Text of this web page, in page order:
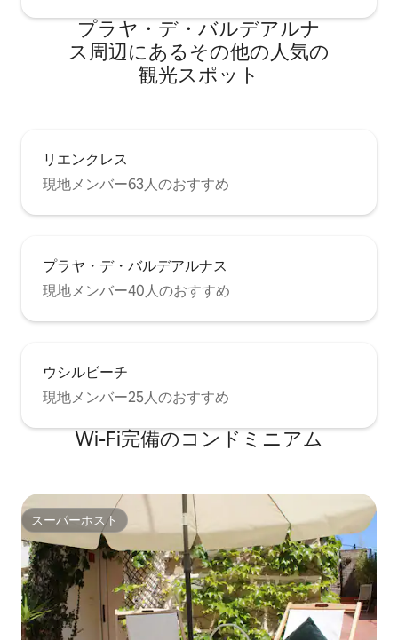
プラヤ・デ・バルデアルナ
ス⁠周⁠辺⁠に⁠あ⁠るそ⁠の⁠他⁠の人⁠気⁠の
観⁠光⁠ス⁠ポ⁠ッ⁠ト
リエンクレス
現地メンバー63人のおすすめ
プラヤ・デ・バルデアルナス
現地メンバー40人のおすすめ
ウシルビーチ
現地メンバー25人のおすすめ
Wi-Fi完備のコンドミニアム
スーパーホスト
スーパーホスト